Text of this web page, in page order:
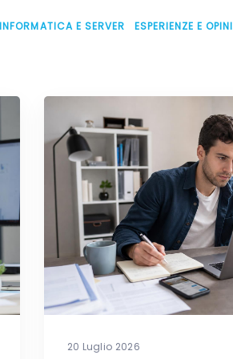
INFORMATICA E SERVER ESPERIENZE E
20 Luglio 2026